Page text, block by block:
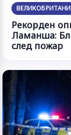
Рекорден
Ламанша:
след пожар